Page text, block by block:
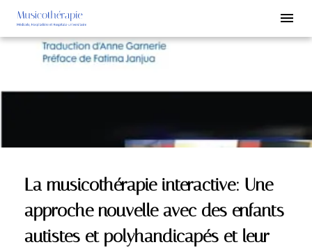
La musicothérapie interactive: Une
approche nouvelle avec des enfants
autistes et polyhandicapés et leur